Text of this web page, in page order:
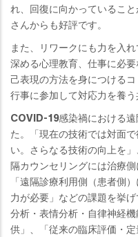
れ、回復に向かっているこ
さんからも好評です。
また、リワークにも力を入
深める心理教育、仕事に必
己表現の方法を身につける
行事に参加して対応力を養う
COVID-19感染禍における
た。「現在の技術では対面
い。さらなる技術の向上を
隔カウンセリングには治療側
「遠隔診療利用側（患者側
力が必要」などの課題を挙
分析・表情分析・自律神経
供」、「従来の臨床評価・